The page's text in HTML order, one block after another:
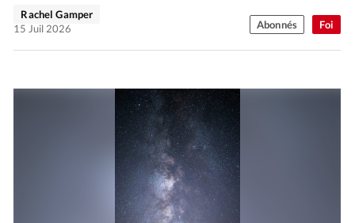
Foi
Rachel Gamper
15 Juil 2026
Abonnés